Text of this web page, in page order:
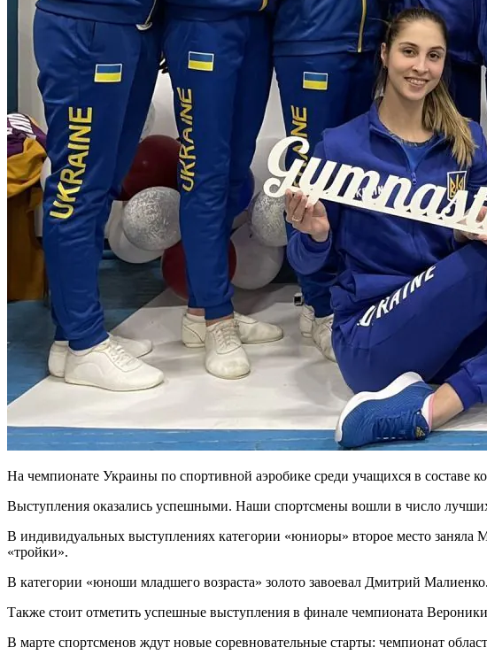
На чемпионате Украины по спортивной аэробике среди учащихся в составе
Выступления оказались успешными. Наши спортсмены вошли в число лучших
В индивидуальных выступлениях категории «юниоры» второе место заняла
«тройки».
В категории «юноши младшего возраста» золото завоевал Дмитрий
Также стоит отметить успешные выступления в финале чемпионата
В марте спортсменов ждут новые соревновательные старты: чемпионат